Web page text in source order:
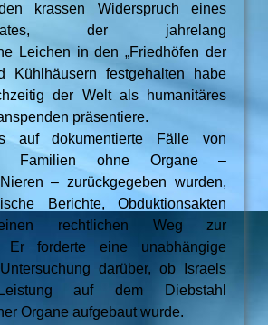
krassen Widerspruch eines
der jahrelang
Leichen in den „Friedhöfen der
Kühlhäusern festgehalten habe
der Welt als humanitäres
präsentiere.
auf dokumentierte Fälle von
Familien ohne Organe –
– zurückgegeben wurden,
Berichte, Obduktionsakten
rechtlichen Weg zur
Er forderte eine unabhängige
darüber, ob Israels
auf dem Diebstahl
Organe aufgebaut wurde.